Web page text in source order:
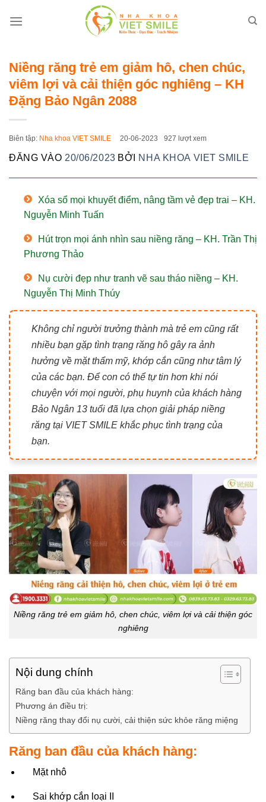
qua
Niềng răng trẻ em giảm hô, chen chúc,
viêm lợi và cải thiện góc nghiêng – KH
Đặng Bảo Ngân 2088
Biên tập: Nha khoa VIET SMILE 20-06-2023 927 lượt xem
ĐĂNG VÀO 20/06/2023 BỞI NHA KHOA VIET SMILE
Xóa sổ mọi khuyết điểm, nâng tầm vẻ đẹp trai – KH.
Nguyễn Minh Tuấn
Hút trọn mọi ánh nhìn sau niềng răng – KH. Trần Thị
Phương Thảo
Nụ cười đẹp như tranh vẽ sau tháo niềng – KH.
Nguyễn Thị Minh Thúy
Không chỉ người trưởng thành mà trẻ em cũng rất
nhiều bạn gặp tình trạng răng hô gây ra ảnh
hưởng về mặt thẩm mỹ, khớp cắn cũng như tâm lý
của các bạn. Để con có thể tự tin hơn khi nói
chuyện với mọi người, phụ huynh của khách hàng
Bảo Ngân 13 tuổi đã lựa chọn giải pháp niềng
răng tại VIET SMILE khắc phục tình trạng của
bạn.
Niềng răng trẻ em giảm hô, chen chúc, viêm lợi và cải thiện góc
nghiêng
Nội dung chính
Răng ban đầu của khách hàng:
Phương án điều trị:
Niềng răng thay đổi nụ cười, cải thiện sức khỏe răng miệng
Răng ban đầu của khách hàng:
Mặt nhô
Sai khớp cắn loại II